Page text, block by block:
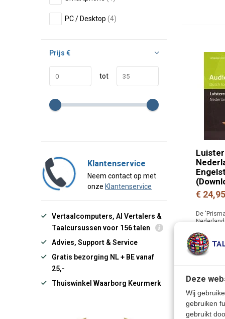
Deze
Wij
gebruiken
gebruikt
€ 24,95
De
PC / Desktop (4)
Prijs €
tot
Klantenservice
Neem contact op met
onze Klantenservice
Vertaalcomputers, AI Vertalers &
Taalcursussen voor 156 talen
Advies, Support & Service
Gratis bezorging NL + BE vanaf
25,-
Thuiswinkel Waarborg Keurmerk